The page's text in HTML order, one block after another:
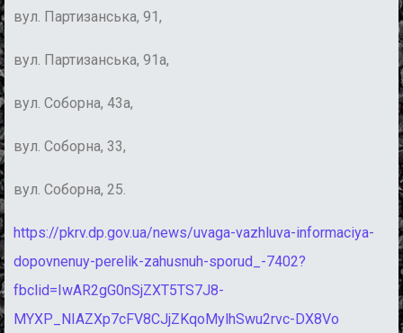
вул. Партизанська, 91,
вул. Партизанська, 91а,
вул. Соборна, 43а,
вул. Соборна, 33,
вул. Соборна, 25.
https://pkrv.dp.gov.ua/news/uvaga-vazhluva-informaciya-
dopovnenuy-perelik-zahusnuh-sporud_-7402?
fbclid=IwAR2gG0nSjZXT5TS7J8-
MYXP_NIAZXp7cFV8CJjZKqoMylhSwu2rvc-DX8Vo